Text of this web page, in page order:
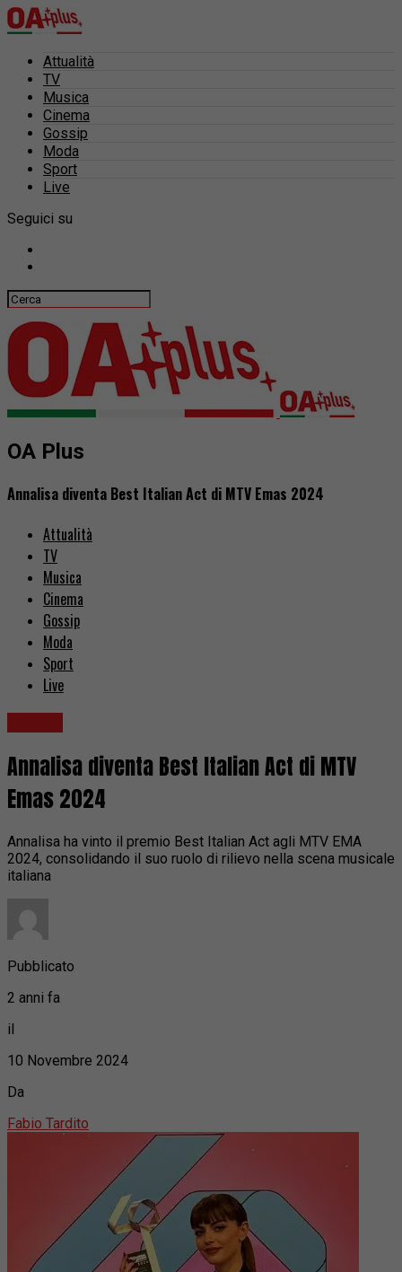
Attualità
TV
Musica
Cinema
Gossip
Moda
Sport
Live
Seguici su
OA Plus
Annalisa diventa Best Italian Act di MTV Emas 2024
Attualità
TV
Musica
Cinema
Gossip
Moda
Sport
Live
Annalisa diventa Best Italian Act di MTV
Emas 2024
Annalisa ha vinto il premio Best Italian Act agli MTV EMA
2024, consolidando il suo ruolo di rilievo nella scena musicale
italiana
Pubblicato
2 anni fa
il
10 Novembre 2024
Da
Fabio Tardito